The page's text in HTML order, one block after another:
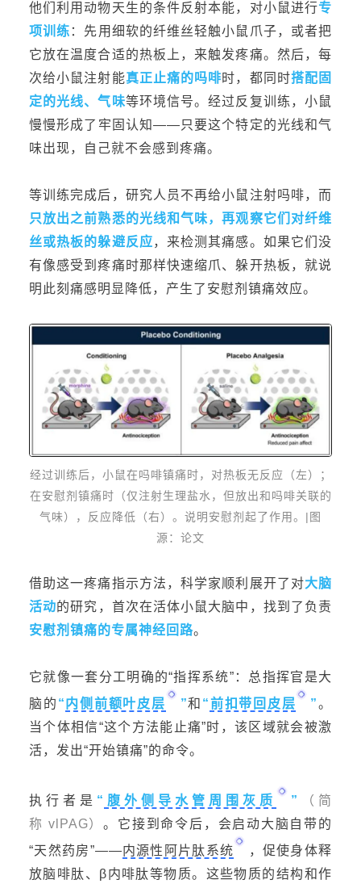
他们利用动物天生的条件反射本能，对小鼠进行专
项训练 ： 先用细软的纤维丝轻触小鼠爪子，或者把
它放在温度合适的热板上，来触发疼痛。然后，每
次给小鼠注射能真正止痛的吗啡时，都同时搭配固
定的光线、气味等环境信号。经过反复训练，小鼠
慢慢形成了牢固认知——只要这个特定的光线和气
味出现，自己就不会感到疼痛。
等训练完成后，研究人员 不再给小鼠注射吗啡，而
只放出之前熟悉的光线和气味，再观察它们对纤维
丝或热板的躲避反应，来检测其痛感。如果它们没
有像感受到疼痛时那样快速缩爪、躲开热板，就说
明此刻痛感明显降低，产生了安慰剂镇痛效应。
经过训练后， 小鼠在吗啡镇痛时，对热板无反应（左）
；
在安慰剂镇痛时 （仅注射生理盐水，但放出和吗啡关联的
气味）
， 反应降低 （右） 。 说明安慰剂起了作用。 |图
源： 论文
借助这一疼痛指示方法，科学家顺利展开了对大脑
活动的研究 ，首次在活体小鼠大脑中，找到了负责
安慰剂镇痛的专属神经回路。
它就像一套分工明确的“指挥系统”：总指挥官是大
脑的 “内侧前额叶皮层 ”和 “前扣带回皮层 ”。
当个体相信“这个方法能止痛”时，该区域就会被激
活，发出“开始镇痛”的命令。
执行者是 “ 腹外侧导水管周围灰质 ”
（简
称 vlPAG）。它接到命令后，会启动大脑自带的
“天然药房”——内源性阿片肽系统
，促使身体释
放脑啡肽、β内啡肽等物质。这些物质的结构和作